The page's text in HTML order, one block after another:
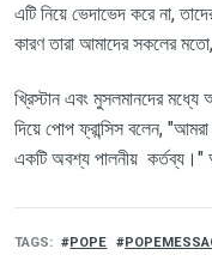
এটি নিয়ে ভেদাভেদ করে না,
কারণ তারা আমাদের সকলের মতো,
খ্রিস্টান এবং মুসলমানদের
দিয়ে পোপ ফ্রান্সিস বলেন, "আমরা
একটি অবশ্য পালনীয় কর্তব্য।"
TAGS POPE